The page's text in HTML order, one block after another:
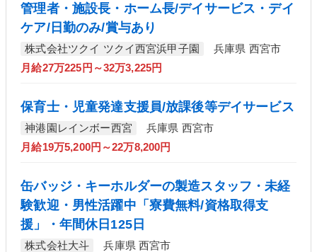
管理者・施設長・ホーム長/デイサービス・デイ
ケア/日勤のみ/賞与あり
株式会社ツクイ ツクイ西宮浜甲子園
兵庫県 西宮市
月給27万225円～32万3,225円
保育士・児童発達支援員/放課後等デイサービス
神港園レインボー西宮
兵庫県 西宮市
月給19万5,200円～22万8,200円
缶バッジ・キーホルダーの製造スタッフ・未経
験歓迎・男性活躍中「寮費無料/資格取得支
援」・年間休日125日
株式会社大斗
兵庫県 西宮市